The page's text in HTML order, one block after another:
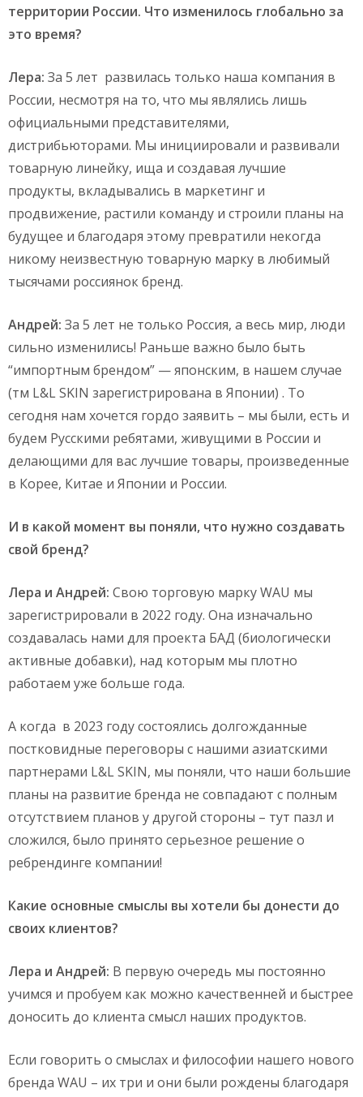
территории России. Что изменилось глобально за
это время?
Лера: За 5 лет развилась только наша компания в
России, несмотря на то, что мы являлись лишь
официальными представителями,
дистрибьюторами. Мы инициировали и развивали
товарную линейку, ища и создавая лучшие
продукты, вкладывались в маркетинг и
продвижение, растили команду и строили планы на
будущее и благодаря этому превратили некогда
никому неизвестную товарную марку в любимый
тысячами россиянок бренд.
Андрей: За 5 лет не только Россия, а весь мир, люди
сильно изменились! Раньше важно было быть
“импортным брендом” — японским, в нашем случае
(тм L&L SKIN зарегистрирована в Японии) . То
сегодня нам хочется гордо заявить – мы были, есть и
будем Русскими ребятами, живущими в России и
делающими для вас лучшие товары, произведенные
в Корее, Китае и Японии и России.
И в какой момент вы поняли, что нужно создавать
свой бренд?
Лера и Андрей: Свою торговую марку WAU мы
зарегистрировали в 2022 году. Она изначально
создавалась нами для проекта БАД (биологически
активные добавки), над которым мы плотно
работаем уже больше года.
А когда в 2023 году состоялись долгожданные
постковидные переговоры с нашими азиатскими
партнерами L&L SKIN, мы поняли, что наши большие
планы на развитие бренда не совпадают с полным
отсутствием планов у другой стороны – тут пазл и
сложился, было принято серьезное решение о
ребрендинге компании!
Какие основные смыслы вы хотели бы донести до
своих клиентов?
Лера и Андрей: В первую очередь мы постоянно
учимся и пробуем как можно качественней и быстрее
доносить до клиента смысл наших продуктов.
Если говорить о смыслах и философии нашего нового
бренда WAU – их три и они были рождены благодаря